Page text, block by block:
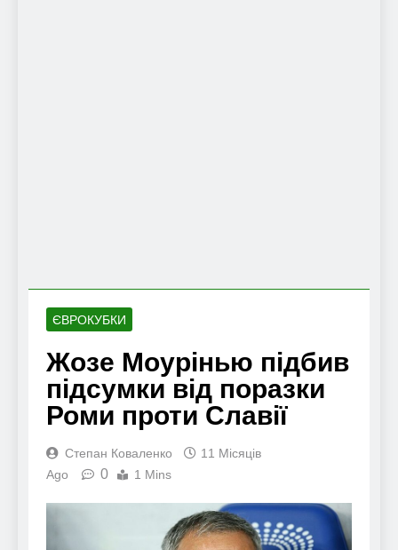
ЄВРОКУБКИ
Жозе Моурінью підбив
підсумки від поразки
Роми проти Славії
Степан Коваленко
11 Місяців
Ago
0 1 Mins